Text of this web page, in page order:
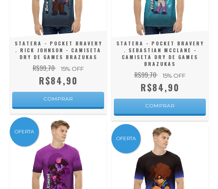
STATERA - POCKET BRAVERY
. RICK JOHNSON - CAMISETA
DRY DE GAMES BRAZUKAS
R$99,70 15% OFF
R$84,90
COMPRAR
STATERA - POCKET BRAVERY
. SEBASTIAN MCCLANE -
CAMISETA DRY DE GAMES
BRAZUKAS
R$99,70 15% OFF
R$84,90
COMPRAR
OFERTA
OFERTA